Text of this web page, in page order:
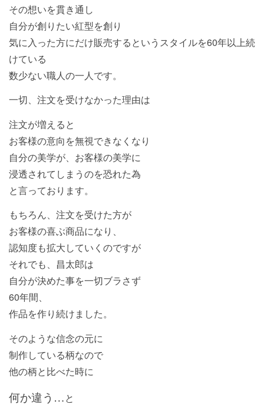
その想いを貫き通し
自分が創りたい紅型を創り
気に入った方にだけ販売するというスタイルを60年以上続
けている
数少ない職人の一人です。
一切、注文を受けなかった理由は
注文が増えると
お客様の意向を無視できなくなり
自分の美学が、お客様の美学に
浸透されてしまうのを恐れた為
と言っております。
もちろん、注文を受けた方が
お客様の喜ぶ商品になり、
認知度も拡大していくのですが
それでも、昌太郎は
自分が決めた事を一切ブラさず
60年間、
作品を作り続けました。
そのような信念の元に
制作している柄なので
他の柄と比べた時に
何か違う…と